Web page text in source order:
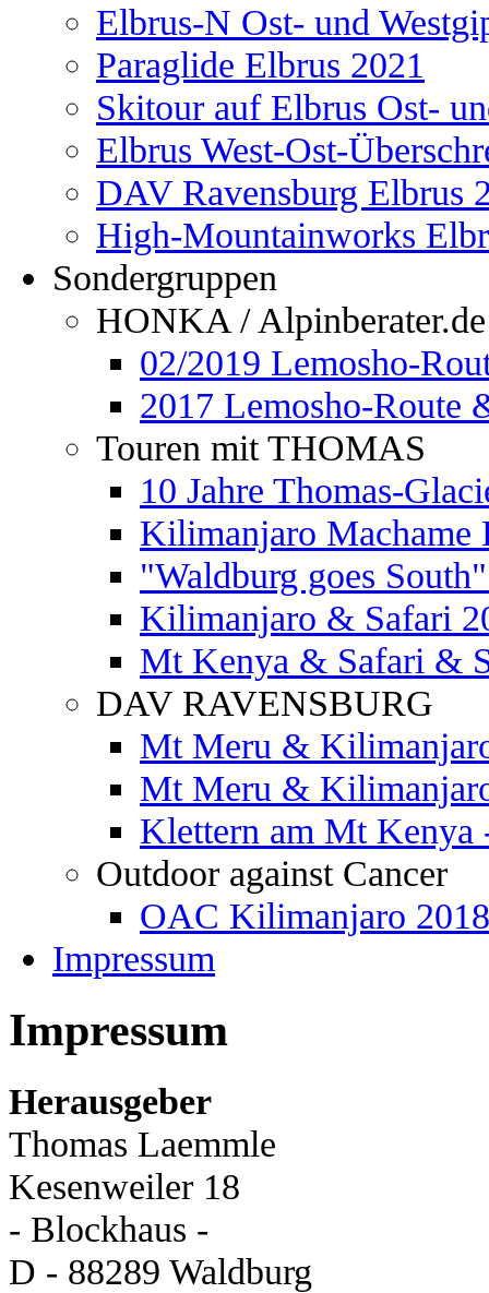
Elbrus-N Ost- und
Paraglide Elbrus 2021
Skitour auf Elbrus Ost-
Elbrus West-Ost-
DAV Ravensburg Elbrus
High-Mountainworks
Sondergruppen
HONKA / Alpinberater.de
02/2019 Lemosho-
2017 Lemosho-Route
Touren mit THOMAS
10 Jahre Thomas-
Kilimanjaro Machame
"Waldburg goes
Kilimanjaro & Safari
Mt Kenya & Safari &
DAV RAVENSBURG
Mt Meru &
Mt Meru &
Klettern am Mt
Outdoor against Cancer
OAC Kilimanjaro 2018
Impressum
Impressum
Herausgeber
Thomas Laemmle
Kesenweiler 18
- Blockhaus -
D - 88289 Waldburg